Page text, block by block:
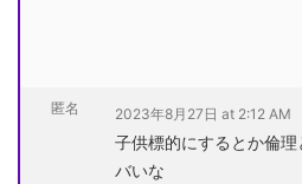
匿名 2023年8月27日 at 2:12 AM
子供標的にするとか倫
バいな